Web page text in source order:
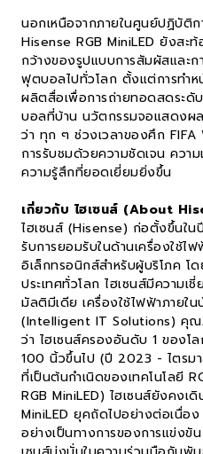
นอกเหนือจากภายในศูนย์ปฏิบัติก
Hisense RGB MiniLED ยังสะ
กว้างของรูปแบบการสัมผัสและ
ฟุตบอลไปทั่วโลก ตั้งแต่การทำ
ผลิตสื่อเพื่อการถ่ายทอดสดระดั
บอลที่บ้าน นวัตกรรมจอแสดงผ
ว่า ทุก ๆ ช่วงเวลาของศึก
การรับชมด้วยความชัดเจน ควา
ความรู้สึกที่ยอดเยี่ยมยิ่งขึ้น
เกี่ยวกับ ไฮเซนส์ (About
ไฮเซนส์ (Hisense) ก่อตั้งขึ้นใน
รับการยอมรับในด้านเครื่องใช้ไ
อิเล็กทรอนิกส์สำหรับผู้บริโภค โ
ประเทศทั่วโลก ไฮเซนส์มีความ
มัลติมีเดีย เครื่องใช้ไฟฟ้าภายใ
(Intelligent IT Solutions) คุณ
ว่า ไฮเซนส์ครองอันดับ 1 ของ
100 นิ้วขึ้นไป (ปี 2023 - ไตรม
ที่เป็นต้นกำเนิดของเทคโนโลยี
RGB MiniLED) ไฮเซนส์ยังคงเ
MiniLED ยุคถัดไปอย่างต่อเนื่อ
อย่างเป็นทางการของการแข่ง